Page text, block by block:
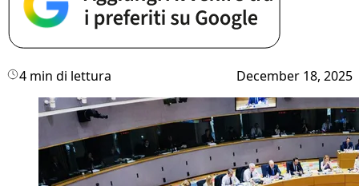
4 min di lettura December 18, 2025